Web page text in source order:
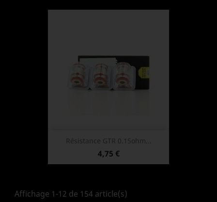
Résistance GTR 0.15ohm...
Prix
4,75 €
Affichage 1-12 de 154 article(s)